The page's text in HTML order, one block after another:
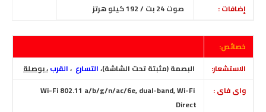
إضافات :
صوت 24 بت / 192 كيلو هرتز
خصائص:
الاستشعار:
البصمة (مثبتة تحت الشاشة)،التسارع ،القرب، بوصلة
واى فاى :
Wi-Fi 802.11 a/b/g/n/ac/6e, dual-band, Wi-Fi
Direct